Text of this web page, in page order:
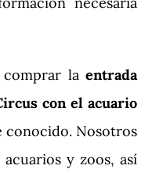
laentrada
con el acuario
conocido. Nosotros
y zoos, así